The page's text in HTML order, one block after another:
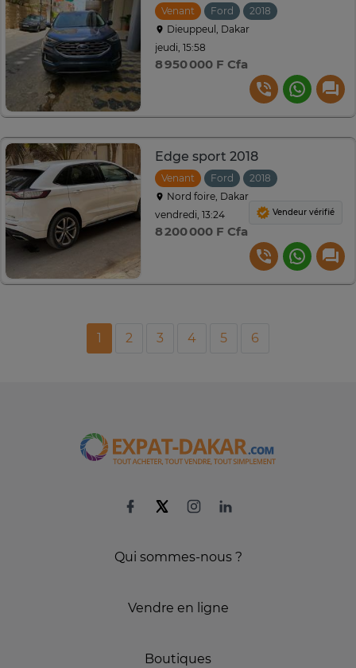
Venant Ford 2018
Dieuppeul, Dakar
jeudi, 15:58
8 950 000 F Cfa
Edge sport 2018
Venant Ford 2018
Nord foire, Dakar
vendredi, 13:24
8 200 000 F Cfa
Vendeur vérifié
1 2 3 4 5 6
Qui sommes-nous ?
Vendre en ligne
Boutiques